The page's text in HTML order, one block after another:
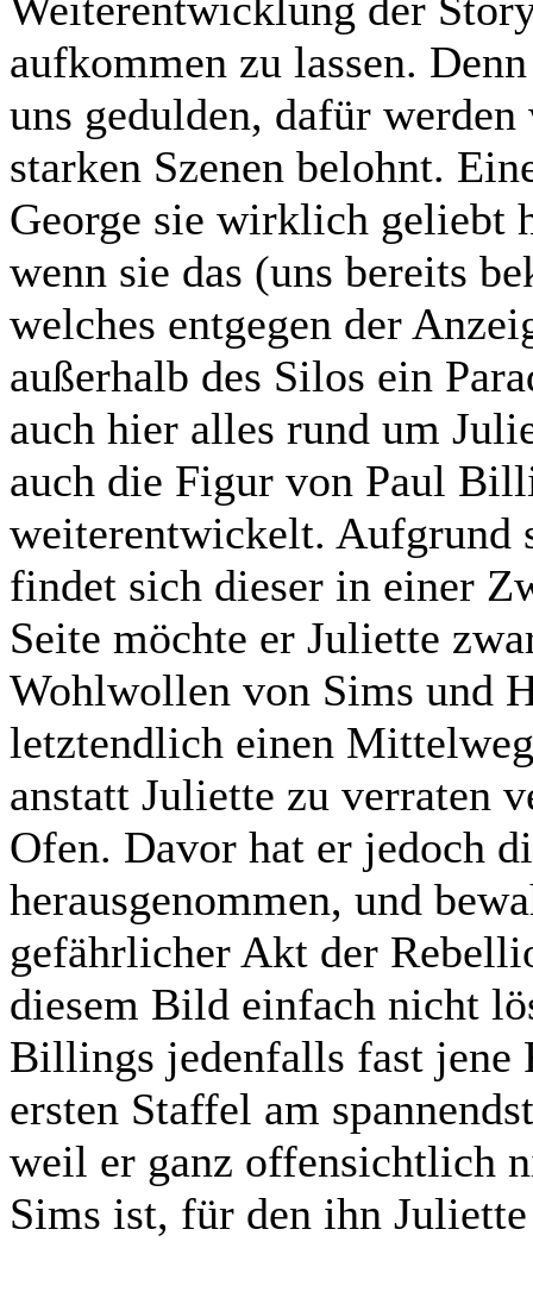
aufkommen zu lassen.
uns gedulden, dafür
starken Szenen belohnt.
George sie wirklich geliebt
wenn sie das (uns bereits
welches entgegen der
außerhalb des Silos ein
auch hier alles rund um
auch die Figur von Paul
weiterentwickelt. Aufgrund
findet sich dieser in einer
Seite möchte er Juliette
Wohlwollen von Sims und
letztendlich einen
anstatt Juliette zu verraten
Ofen. Davor hat er jedoch
herausgenommen, und
gefährlicher Akt der
diesem Bild einfach nicht
Billings jedenfalls fast jene
ersten Staffel am
weil er ganz offensichtlich
Sims ist, für den ihn